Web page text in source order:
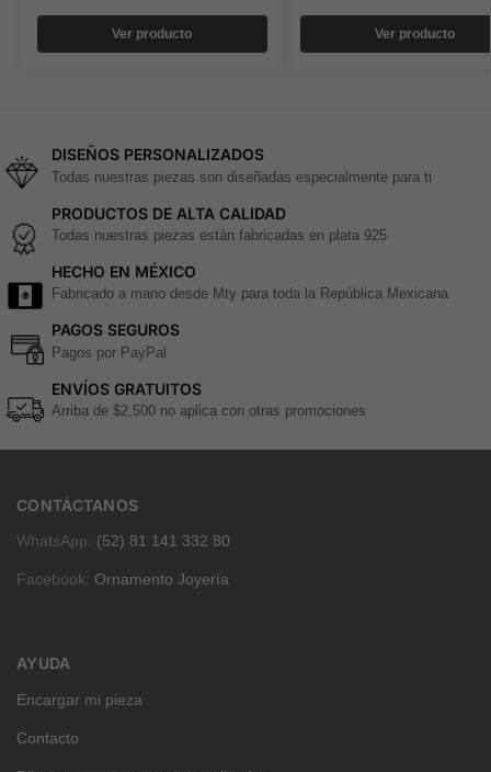
Ver producto Ver producto
DISEÑOS PERSONALIZADOS
Todas nuestras piezas son diseñadas especialmente para ti
PRODUCTOS DE ALTA CALIDAD
Todas nuestras piezas están fabricadas en plata 925
HECHO EN MÉXICO
Fabricado a mano desde Mty para toda la República Mexicana
PAGOS SEGUROS
Pagos por PayPal
ENVÍOS GRATUITOS
Arriba de $2,500 no aplica con otras promociones
CONTÁCTANOS
WhatsApp: (52) 81 141 332 80
Facebook: Ornamento Joyería
AYUDA
Encargar mi pieza
Contacto